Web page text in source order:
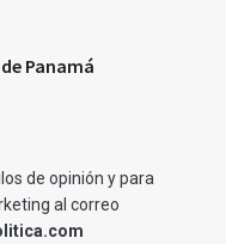
Panamá
de opinión y para
al correo